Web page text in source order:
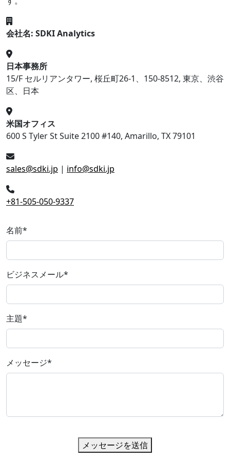
会社名: SDKI Analytics
日本事務所
15/F セルリアンタワー, 桜丘町26-1、150-8512, 東京、渋谷
区、日本
米国オフィス
600 S Tyler St Suite 2100 #140, Amarillo, TX 79101
sales@sdki.jp | info@sdki.jp
+81-505-050-9337
名前*
ビジネスメール*
主題*
メッセージ*
メッセージを送信